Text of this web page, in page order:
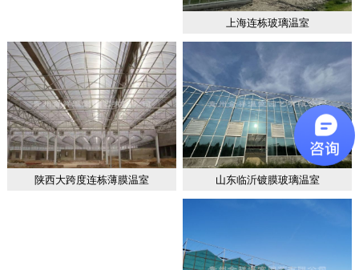
上海连栋玻璃温室
陕西大跨度连栋薄膜温室 山东临沂镀膜玻璃温室